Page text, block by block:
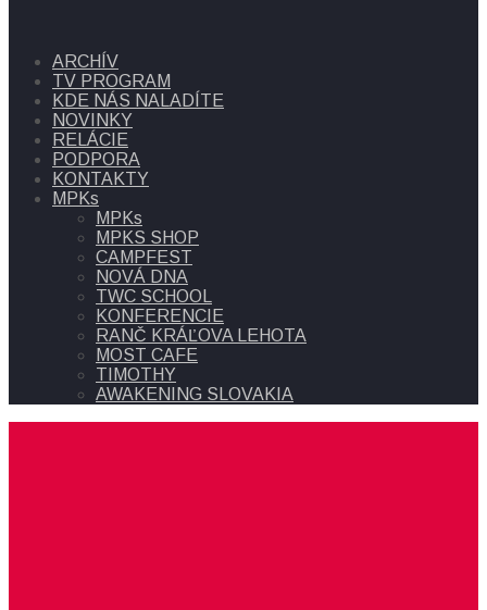
ARCHÍV
TV PROGRAM
KDE NÁS NALADÍTE
NOVINKY
RELÁCIE
PODPORA
KONTAKTY
MPKs
MPKs
MPKS SHOP
CAMPFEST
NOVÁ DNA
TWC SCHOOL
KONFERENCIE
RANČ KRÁĽOVA LEHOTA
MOST CAFE
TIMOTHY
AWAKENING SLOVAKIA